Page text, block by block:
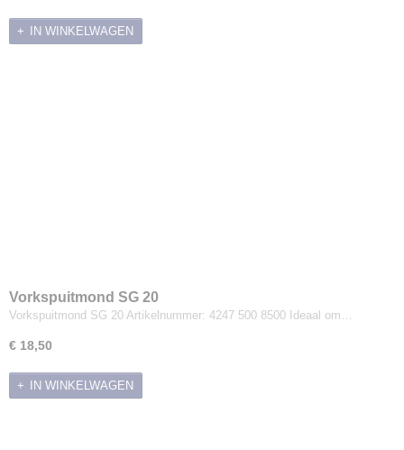
IN WINKELWAGEN
Vorkspuitmond SG 20
Vorkspuitmond SG 20 Artikelnummer: 4247 500 8500 Ideaal om…
€ 18,50
IN WINKELWAGEN